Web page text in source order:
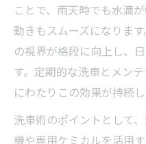
ことで、雨天時でも水滴
動きもスムーズになりま
の視界が格段に向上し、
す。定期的な洗車とメン
にわたりこの効果が持続し
洗車術のポイントとして
機や専用ケミカルを活用